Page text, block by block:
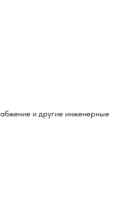
и другие инженерные